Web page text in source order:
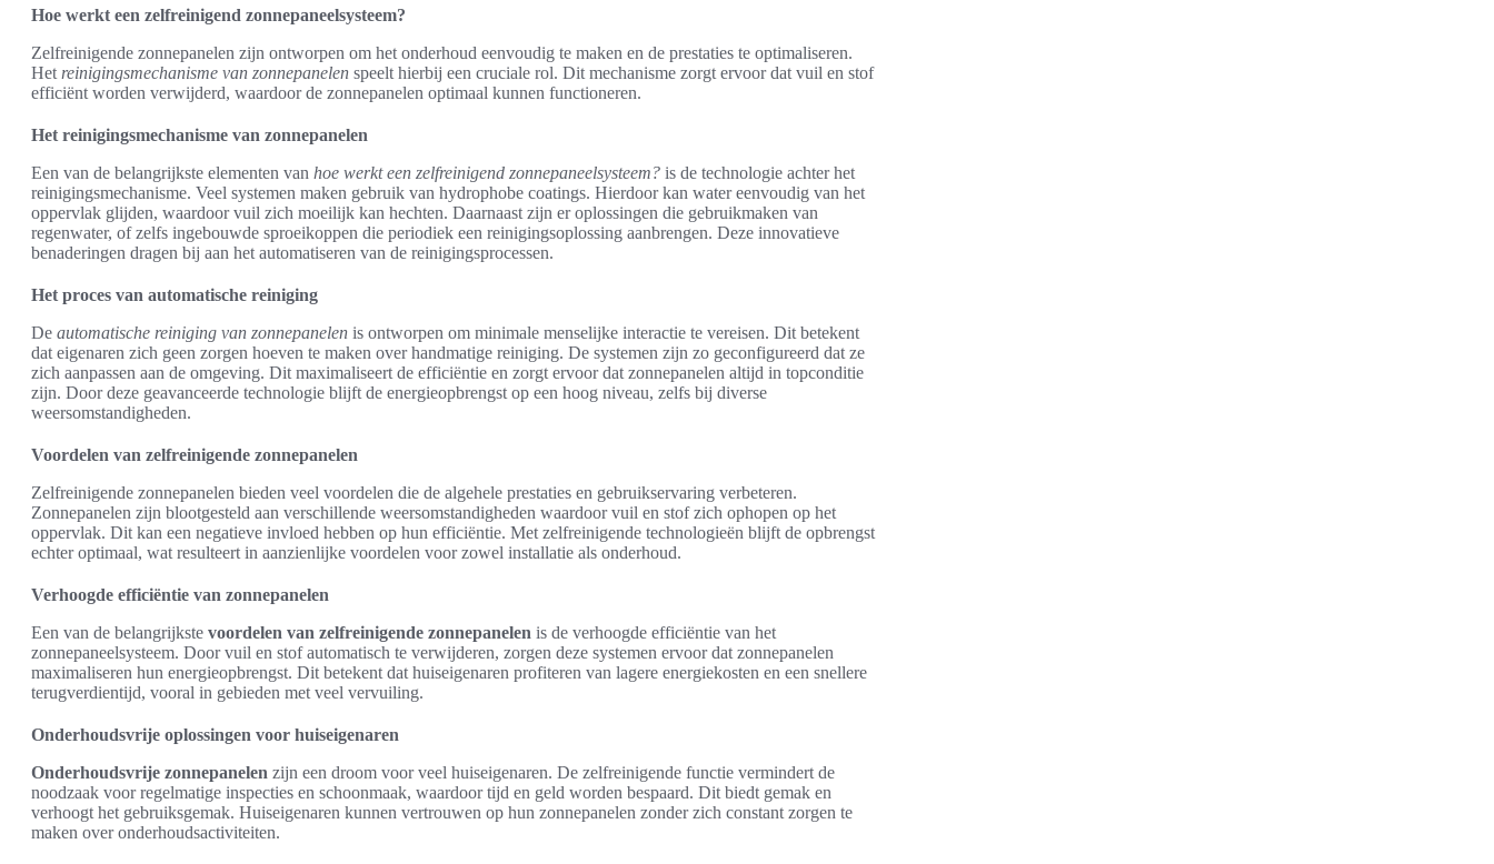
Hoe werkt een zelfreinigend zonnepaneelsysteem?
Zelfreinigende zonnepanelen zijn ontworpen om het onderhoud eenvoudig te maken en de prestaties te optimaliseren.
Het reinigingsmechanisme van zonnepanelen speelt hierbij een cruciale rol. Dit mechanisme zorgt ervoor dat vuil en stof
efficiënt worden verwijderd, waardoor de zonnepanelen optimaal kunnen functioneren.
Het reinigingsmechanisme van zonnepanelen
Een van de belangrijkste elementen van hoe werkt een zelfreinigend zonnepaneelsysteem? is de technologie achter het
reinigingsmechanisme. Veel systemen maken gebruik van hydrophobe coatings. Hierdoor kan water eenvoudig van het
oppervlak glijden, waardoor vuil zich moeilijk kan hechten. Daarnaast zijn er oplossingen die gebruikmaken van
regenwater, of zelfs ingebouwde sproeikoppen die periodiek een reinigingsoplossing aanbrengen. Deze innovatieve
benaderingen dragen bij aan het automatiseren van de reinigingsprocessen.
Het proces van automatische reiniging
De automatische reiniging van zonnepanelen is ontworpen om minimale menselijke interactie te vereisen. Dit betekent
dat eigenaren zich geen zorgen hoeven te maken over handmatige reiniging. De systemen zijn zo geconfigureerd dat ze
zich aanpassen aan de omgeving. Dit maximaliseert de efficiëntie en zorgt ervoor dat zonnepanelen altijd in topconditie
zijn. Door deze geavanceerde technologie blijft de energieopbrengst op een hoog niveau, zelfs bij diverse
weersomstandigheden.
Voordelen van zelfreinigende zonnepanelen
Zelfreinigende zonnepanelen bieden veel voordelen die de algehele prestaties en gebruikservaring verbeteren.
Zonnepanelen zijn blootgesteld aan verschillende weersomstandigheden waardoor vuil en stof zich ophopen op het
oppervlak. Dit kan een negatieve invloed hebben op hun efficiëntie. Met zelfreinigende technologieën blijft de opbrengst
echter optimaal, wat resulteert in aanzienlijke voordelen voor zowel installatie als onderhoud.
Verhoogde efficiëntie van zonnepanelen
Een van de belangrijkste voordelen van zelfreinigende zonnepanelen is de verhoogde efficiëntie van het
zonnepaneelsysteem. Door vuil en stof automatisch te verwijderen, zorgen deze systemen ervoor dat zonnepanelen
maximaliseren hun energieopbrengst. Dit betekent dat huiseigenaren profiteren van lagere energiekosten en een snellere
terugverdientijd, vooral in gebieden met veel vervuiling.
Onderhoudsvrije oplossingen voor huiseigenaren
Onderhoudsvrije zonnepanelen zijn een droom voor veel huiseigenaren. De zelfreinigende functie vermindert de
noodzaak voor regelmatige inspecties en schoonmaak, waardoor tijd en geld worden bespaard. Dit biedt gemak en
verhoogt het gebruiksgemak. Huiseigenaren kunnen vertrouwen op hun zonnepanelen zonder zich constant zorgen te
maken over onderhoudsactiviteiten.